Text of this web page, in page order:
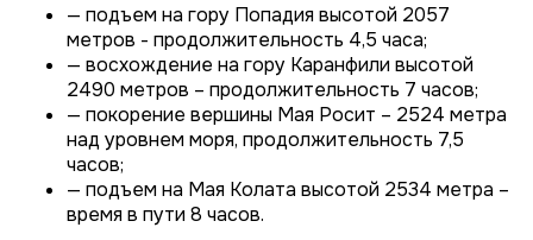
— подъем на гору Попадия высотой 2057
метров - продолжительность 4,5 часа;
— восхождение на гору Каранфили высотой
2490 метров – продолжительность 7 часов;
— покорение вершины Мая Росит – 2524 метра
над уровнем моря, продолжительность 7,5
часов;
— подъем на Мая Колата высотой 2534 метра –
время в пути 8 часов.